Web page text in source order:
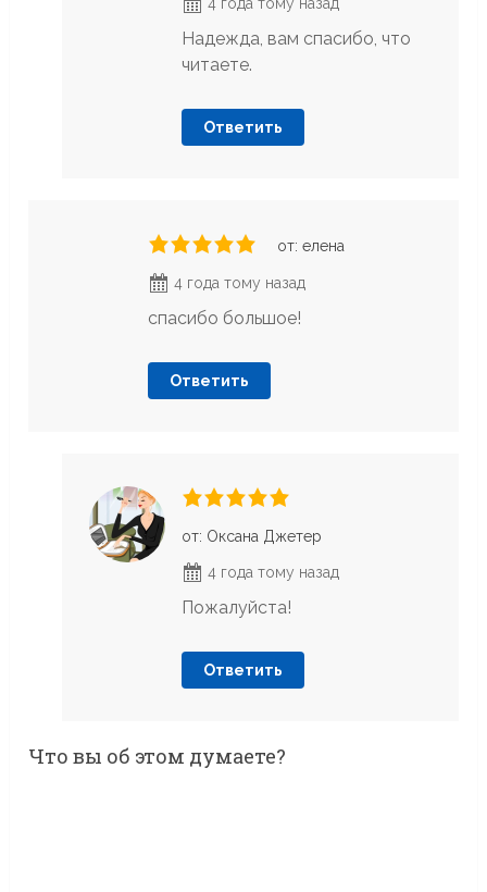
Надежда, вам спасибо, что
читаете.
Ответить
от: елена
4 года тому назад
спасибо большое!
Ответить
от: Оксана Джетер
4 года тому назад
Пожалуйста!
Ответить
Что вы об этом думаете?